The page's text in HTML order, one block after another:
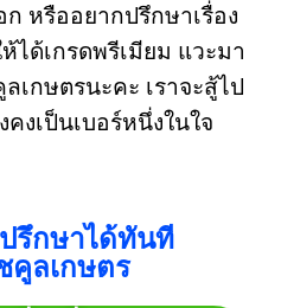
หรืออยากปรึกษาเรื่อง
ได้เกรดพรีเมียม แวะมา
กษตรนะคะ เราจะสู้ไป
งเป็นเบอร์หนึ่งในใจ
รึกษาได้ทันที
คูลเกษตร